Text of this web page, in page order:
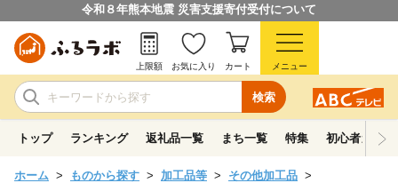
令和８年熊本地震 災害支援寄付受付について
検索
上限額 お気に入り カート メニュー
トップ ランキング 返礼品一覧 まち一覧 特集 初心者ガイド
ホーム ものから探す 加工品等
その他加工品